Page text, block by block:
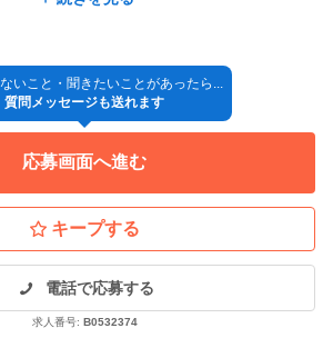
参加したこともある大人気の研修。他
こそのキャリアステップ制度
タイリストはもちろん、トップスタイ
店舗を統括するマネージャーまで。
の明確なキャリアパスをご用意してい
手当」も段階的にアップしていくた
な収入へと直結します♬
にする、充実のスタッフ特典
接客だけでなく、スタッフ自身の暮ら
経験者歓迎 駅近 オープニング
年齢不問 セット面15席未満
たします。
らではの柔軟なシステムを活かし、会社を
キャリアを積み上げていけます♬
らも展開しているプラージュだからこそで
、あなたを全力で応援します！
が応募できますか?
ことができ、レッスンや先輩スタッフから
ので
場合もございますので、ご了承くださ
休日にご応募頂いた場合は、ご連絡が休み
いこと・聞きたいことがあったら...
質問メッセージも送れます
応募画面へ進む
キープする
電話で応募する
求人番号: B0532374